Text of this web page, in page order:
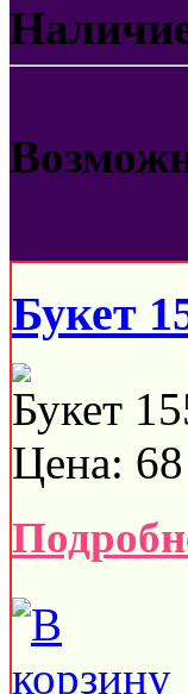
Букет
Букет
Цена: 68